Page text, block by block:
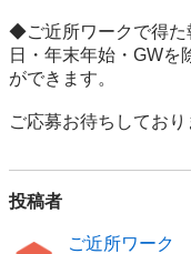
◆ご近所ワークで得た
日・年末年始・GWを
ができます。
ご応募お待ちしており
投稿者
ご近所ワーク